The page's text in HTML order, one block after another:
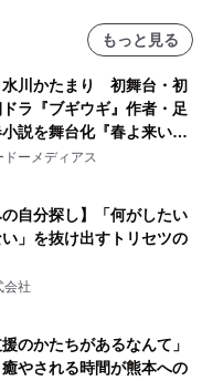
もっと見る
水川かたまり 初舞台・初
ラ『ブギウギ』作者・足
説を舞台化『春よ来い、
』キービジュアル解禁！
ドーメディアス
の自分探し】「何がしたい
」を抜け出すトリセツの
会社
援のかたちがあるなんて」
やされる時間が熊本への